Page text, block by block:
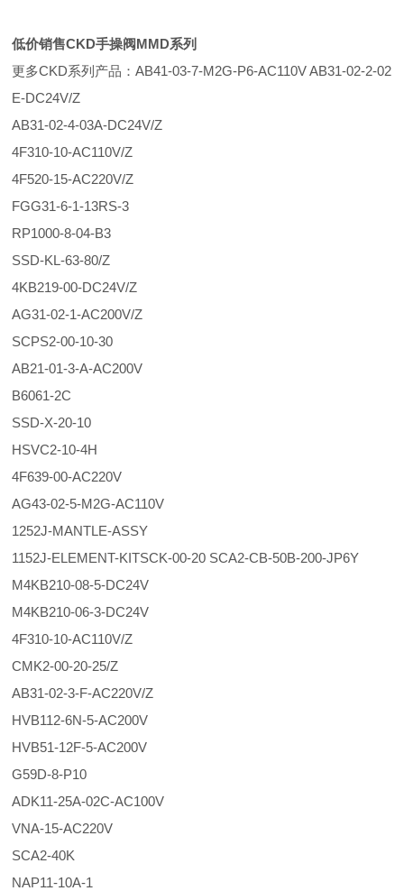
低价销售CKD手操阀MMD系列
更多CKD系列产品：AB41-03-7-M2G-P6-AC110V AB31-02-2-02
E-DC24V/Z
AB31-02-4-03A-DC24V/Z
4F310-10-AC110V/Z
4F520-15-AC220V/Z
FGG31-6-1-13RS-3
RP1000-8-04-B3
SSD-KL-63-80/Z
4KB219-00-DC24V/Z
AG31-02-1-AC200V/Z
SCPS2-00-10-30
AB21-01-3-A-AC200V
B6061-2C
SSD-X-20-10
HSVC2-10-4H
4F639-00-AC220V
AG43-02-5-M2G-AC110V
1252J-MANTLE-ASSY
1152J-ELEMENT-KITSCK-00-20 SCA2-CB-50B-200-JP6Y
M4KB210-08-5-DC24V
M4KB210-06-3-DC24V
4F310-10-AC110V/Z
CMK2-00-20-25/Z
AB31-02-3-F-AC220V/Z
HVB112-6N-5-AC200V
HVB51-12F-5-AC200V
G59D-8-P10
ADK11-25A-02C-AC100V
VNA-15-AC220V
SCA2-40K
NAP11-10A-1